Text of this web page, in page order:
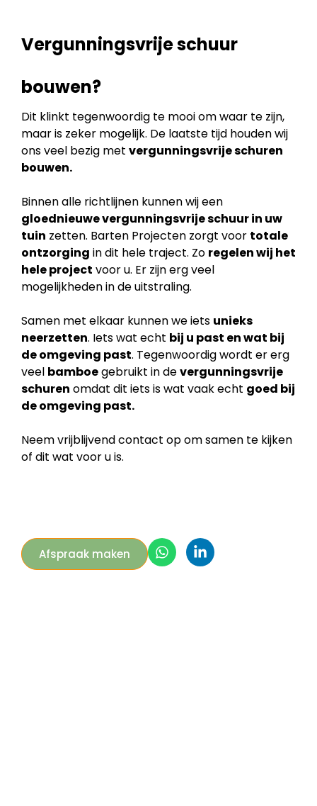
Vergunningsvrije schuur
bouwen?
Dit klinkt tegenwoordig te mooi om waar te zijn,
maar is zeker mogelijk. De laatste tijd houden wij
ons veel bezig met vergunningsvrije schuren
bouwen.
Binnen alle richtlijnen kunnen wij een
gloednieuwe vergunningsvrije schuur in uw
tuin zetten. Barten Projecten zorgt voor totale
ontzorging in dit hele traject. Zo regelen wij het
hele project voor u. Er zijn erg veel
mogelijkheden in de uitstraling.
Samen met elkaar kunnen we iets unieks
neerzetten. Iets wat echt bij u past en wat bij
deomgeving past. Tegenwoordig wordt er erg
veel bamboegebruikt in devergunningsvrije
schuren omdat dit iets is wat vaak echt goed bij
de omgeving past.
Neem vrijblijvend contact op om samen te kijken
of dit wat voor u is.
Afspraak maken